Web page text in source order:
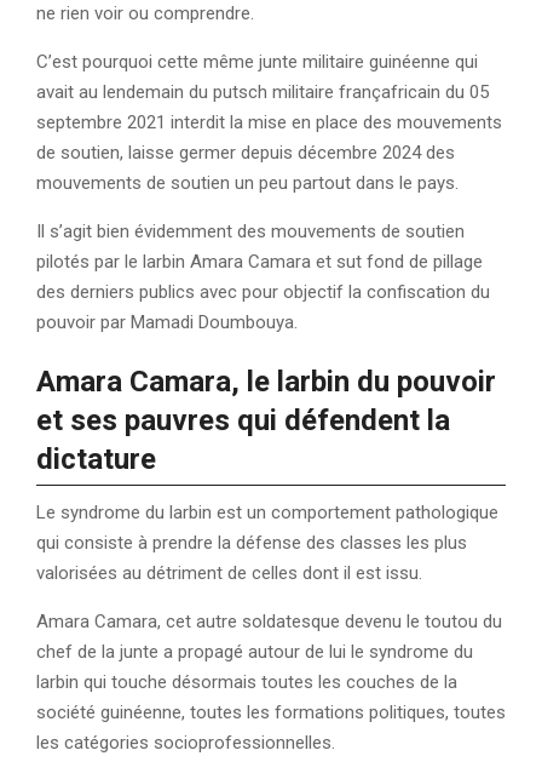
ne rien voir ou comprendre.
C’est pourquoi cette même junte militaire guinéenne qui
avait au lendemain du putsch militaire françafricain du 05
septembre 2021 interdit la mise en place des mouvements
de soutien, laisse germer depuis décembre 2024 des
mouvements de soutien un peu partout dans le pays.
Il s’agit bien évidemment des mouvements de soutien
pilotés par le larbin Amara Camara et sut fond de pillage
des derniers publics avec pour objectif la confiscation du
pouvoir par Mamadi Doumbouya.
Amara Camara, le larbin du pouvoir
et ses pauvres qui défendent la
dictature
Le syndrome du larbin est un comportement pathologique
qui consiste à prendre la défense des classes les plus
valorisées au détriment de celles dont il est issu.
Amara Camara, cet autre soldatesque devenu le toutou du
chef de la junte a propagé autour de lui le syndrome du
larbin qui touche désormais toutes les couches de la
société guinéenne, toutes les formations politiques, toutes
les catégories socioprofessionnelles.